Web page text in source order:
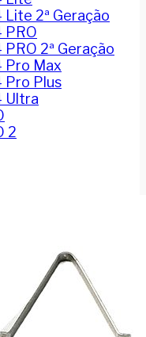
Lite 2ª Geração
PRO
PRO 2ª Geração
Pro Max
Pro Plus
Ultra
2